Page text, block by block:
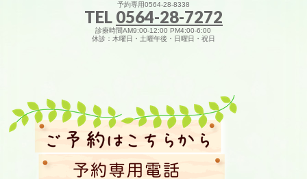
予約専用0564-28-8338
TEL 0564-28-7272
診療時間AM9:00-12:00 PM4:00-6:00
休診：木曜日・土曜午後・日曜日・祝日